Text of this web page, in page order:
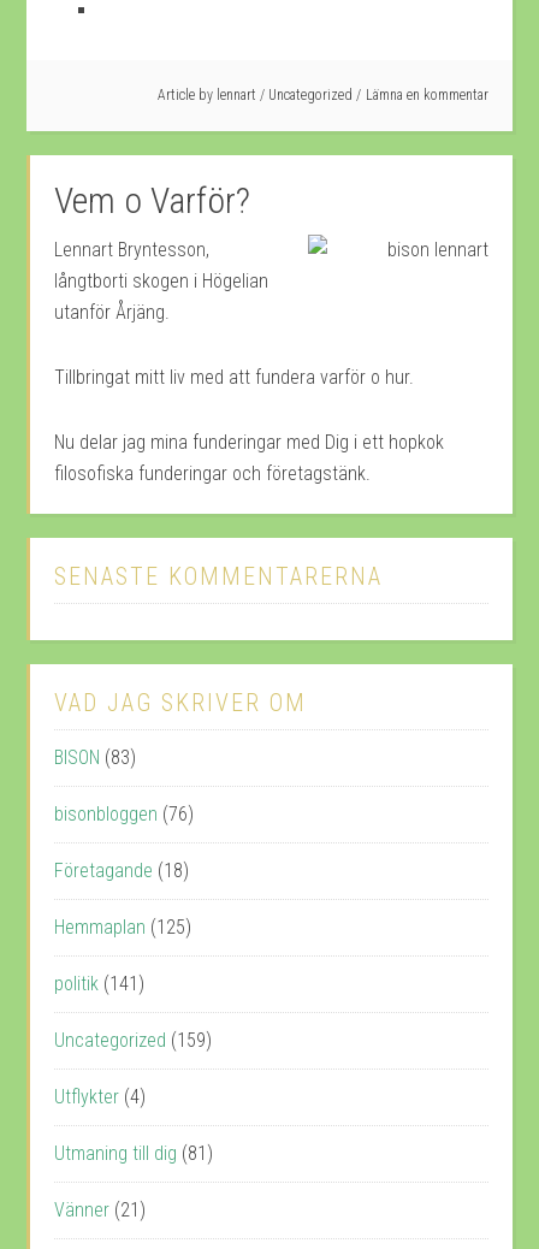
Article by lennart / Uncategorized Lämna en kommentar
Vem o Varför?
Lennart Bryntesson,
långtborti skogen i Högelian
utanför Årjäng.
Tillbringat mitt liv med att fundera varför o hur.
Nu delar jag mina funderingar med Dig i ett hopkok
filosofiska funderingar och företagstänk.
SENASTE KOMMENTARERNA
VAD JAG SKRIVER OM
BISON (83)
bisonbloggen (76)
Företagande (18)
Hemmaplan (125)
politik (141)
Uncategorized (159)
Utflykter (4)
Utmaning till dig (81)
Vänner (21)